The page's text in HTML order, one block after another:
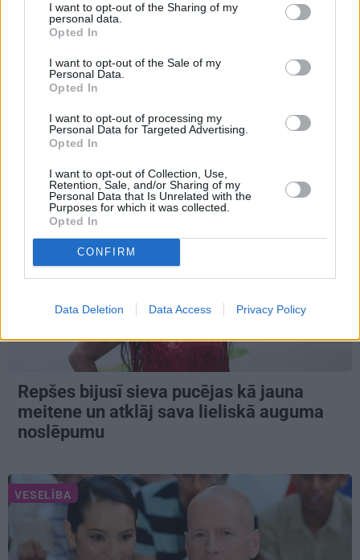
I want to opt-out of the Sharing of my
personal data.
Opted In
I want to opt-out of the Sale of my
Personal Data.
Opted In
I want to opt-out of processing my
Personal Data for Targeted Advertising.
Opted In
I want to opt-out of Collection, Use,
Retention, Sale, and/or Sharing of my
Personal Data that Is Unrelated with the
Purposes for which it was collected.
Opted In
CONFIRM
Data Deletion Data Access Privacy Policy
Nekas šajā periodā nenotiek nejauši.
Horoskops visām zīmēm no 6. līdz 12.
PRIVĀTĀ DZĪVE
STILS
Repšes bijusī sieva pucējas kā jauna
meitene un atklāj sava lieliskā auguma
noslēpumu
VESELĪBA